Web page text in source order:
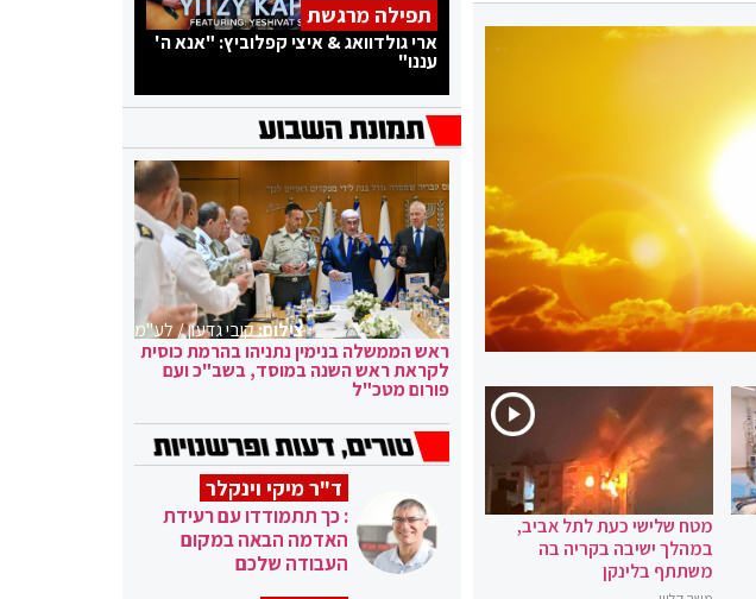
מטח שלישי כעת לתל אביב,
במהלך ישיבה בקריה בה
משתתף בלינקן
תפילה מרגשת
ארי גולדוואג & איצי קפלוביץ: "אנא ה'
עננו"
צילום:קובי גדעון / לע"מ
ראש הממשלה בנימין נתניהו בהרמת כוסית
לקראת ראש השנה במוסד, בשב"כ ועם
פורום מטכ"ל
ד"ר מיקי וינקלר
: כך תתמודדו עם רעידת
האדמה הבאה במקום
העבודה שלכם